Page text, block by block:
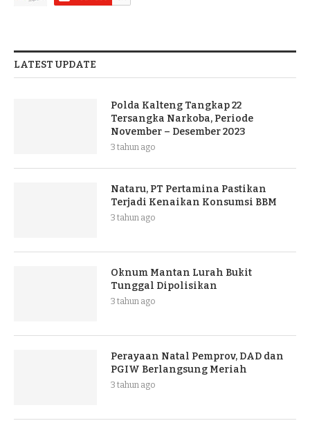
LATEST UPDATE
Polda Kalteng Tangkap 22
Tersangka Narkoba, Periode
November – Desember 2023
3 tahun ago
Nataru, PT Pertamina Pastikan
Terjadi Kenaikan Konsumsi BBM
3 tahun ago
Oknum Mantan Lurah Bukit
Tunggal Dipolisikan
3 tahun ago
Perayaan Natal Pemprov, DAD dan
PGIW Berlangsung Meriah
3 tahun ago